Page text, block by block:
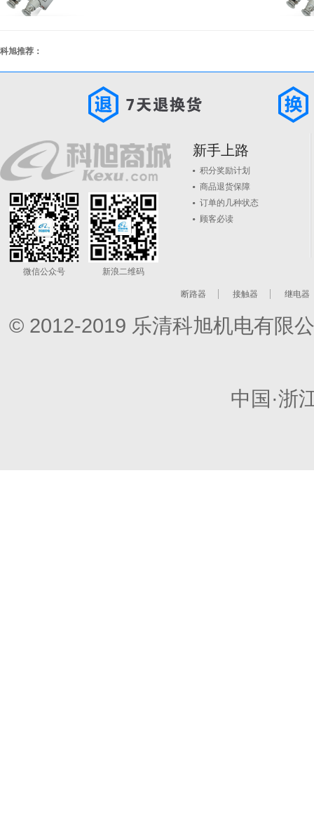
科旭推荐：
微信公众号 新浪二维码
新手上路
积分奖励计划
商品退货保障
订单的几种状态
顾客必读
断路器 接触器 继电器
© 2012-2019 乐清科旭机电有限
中国·浙